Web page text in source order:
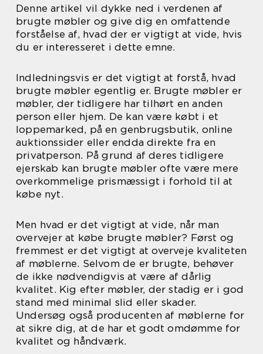
Denne artikel vil dykke ned i verdenen af
brugte møbler og give dig en omfattende
forståelse af, hvad der er vigtigt at vide, hvis
du er interesseret i dette emne.
Indledningsvis er det vigtigt at forstå, hvad
brugte møbler egentlig er. Brugte møbler er
møbler, der tidligere har tilhørt en anden
person eller hjem. De kan være købt i et
loppemarked, på en genbrugsbutik, online
auktionssider eller endda direkte fra en
privatperson. På grund af deres tidligere
ejerskab kan brugte møbler ofte være mere
overkommelige prismæssigt i forhold til at
købe nyt.
Men hvad er det vigtigt at vide, når man
overvejer at købe brugte møbler? Først og
fremmest er det vigtigt at overveje kvaliteten
af møblerne. Selvom de er brugte, behøver
de ikke nødvendigvis at være af dårlig
kvalitet. Kig efter møbler, der stadig er i god
stand med minimal slid eller skader.
Undersøg også producenten af møblerne for
at sikre dig, at de har et godt omdømme for
kvalitet og håndværk.